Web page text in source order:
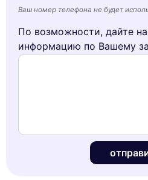
Ваш номер телефона не будет
По возможности, дайте
информацию по Вашему